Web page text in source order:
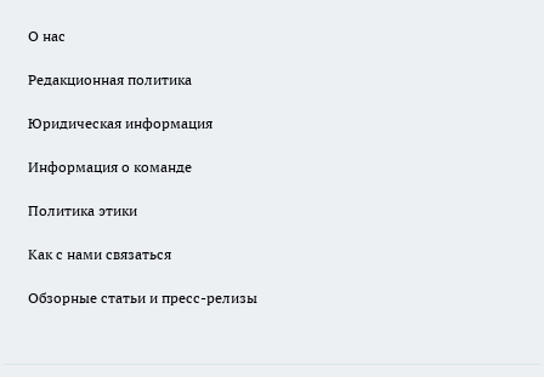
О нас
Редакционная политика
Юридическая информация
Информация о команде
Политика этики
Как с нами связаться
Обзорные статьи и пресс-релизы